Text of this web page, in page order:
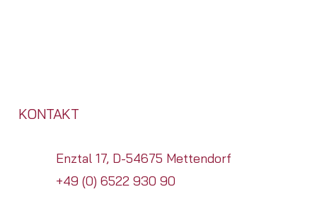
KONTAKT
Enztal 17, D-54675 Mettendorf
+49 (0) 6522 930 90